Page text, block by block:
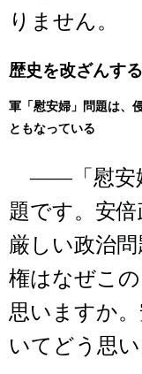
りません。
歴史を改ざんす
軍「慰安婦」問題は、
ともなっている
――「慰安
題です。安
厳しい政治
権はなぜこ
思いますか
いてどう思い